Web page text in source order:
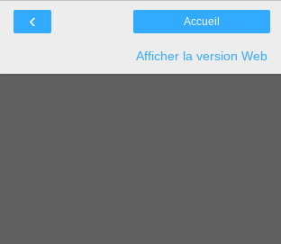
‹ Accueil
Afficher la version Web